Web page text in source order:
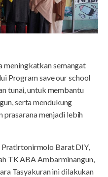
meningkatkan semangat
Program save our school
tunai, untuk membantu
serta mendukung
prasarana menjadi lebih
Pratirtonirmolo Barat DIY,
TK ABA Ambarminangun,
Tasyakuran ini dilakukan